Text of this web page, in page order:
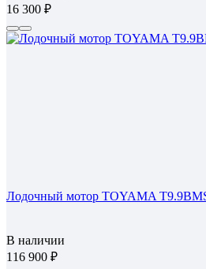
16 300
Лодочный мотор TOYAMA
В наличии
116 900